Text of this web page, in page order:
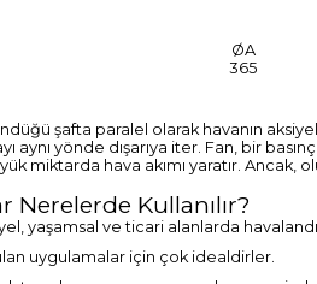
ØA
365
şafta paralel olarak havanın
aynı yönde dışarıya iter. Fan, bir
miktarda hava akımı yaratır. Ancak,
Nerelerde Kullanılır?
yaşamsal ve ticari alanlarda
uygulamalar için çok idealdirler.